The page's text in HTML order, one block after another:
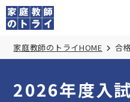
家庭教師のトライHOME 合
2026年度入試